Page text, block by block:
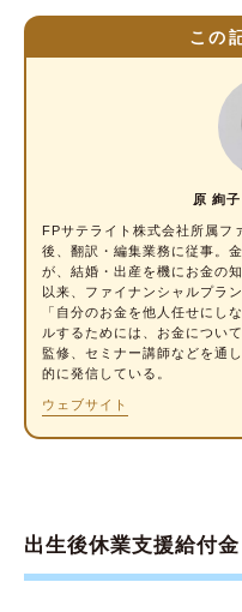
申請にあたっての
出生後休業支援給
2025年4月以前に
場合、何月生まれ
か？
配偶者が育児休業
給付金を受け取れ
給付金の支給ま
ますか？
給付金はいつの給
援給付金はもらえ
この
原 絢子
FPサテライト株式会社所属フ
後、翻訳・編集業務に従事。
が、結婚・出産を機にお金の
以来、ファイナンシャルプラ
「自分のお金を他人任せにし
ルするためには、お金につい
監修、セミナー講師などを通
的に発信している。
ウェブサイト
出生後休業支援給付